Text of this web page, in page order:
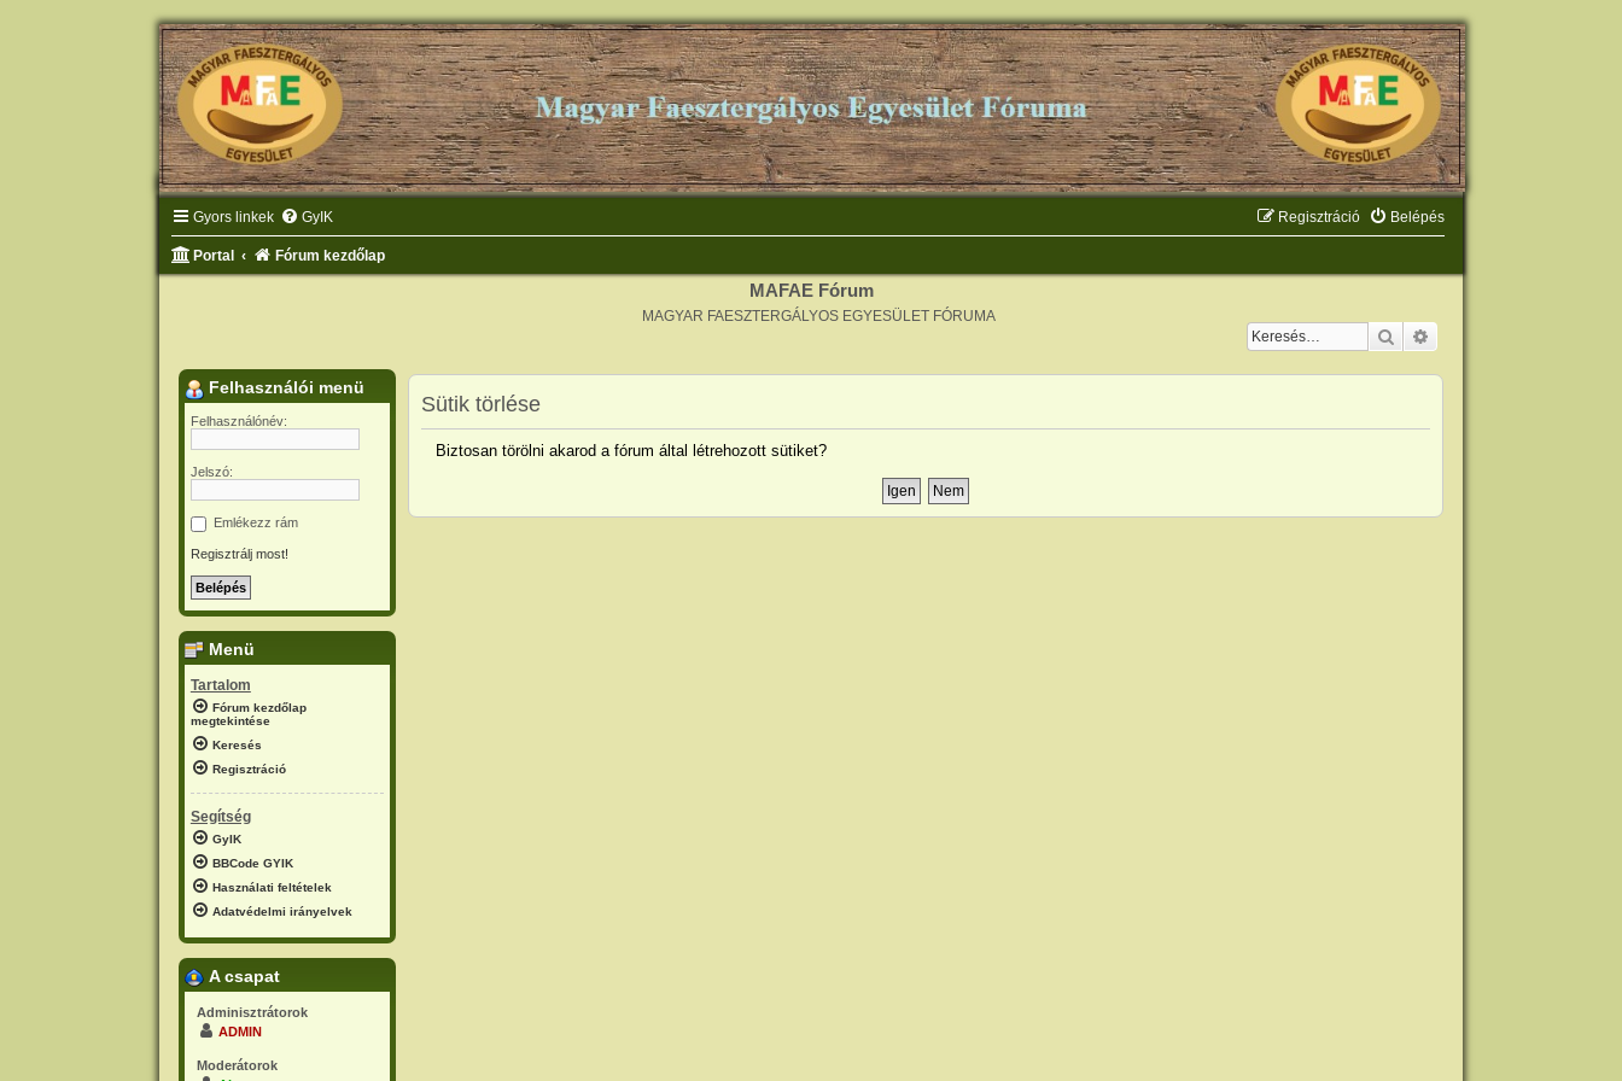
Gyors linkek GyIK Belépés
Regisztráció
Portal Fórum kezdőlap
MAFAE Fórum
MAGYAR FAESZTERGÁLYOS EGYESÜLET FÓRUMA
Keresés
Sütik törlése
Biztosan törölni akarod a fórum által létrehozott sütiket?
Felhasználói menü
Felhasználónév:
Jelszó:
Emlékezz rám
Regisztrálj most!
Menü
Tartalom
Fórum kezdőlap
megtekintése
Keresés
Regisztráció
Segítség
GyIK
BBCode GYIK
Használati feltételek
Adatvédelmi irányelvek
A csapat
Adminisztrátorok
ADMIN
Moderátorok